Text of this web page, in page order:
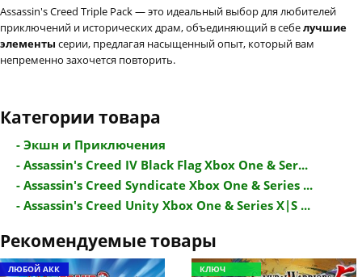
Assassin's Creed Triple Pack — это идеальный выбор для любителей
приключений и исторических драм, объединяющий в себелучшие
элементы серии, предлагая насыщенный опыт, который вам
непременно захочется повторить.
Категории товара
- Экшн и Приключения
- Assassin's Creed IV Black Flag Xbox One & Ser...
- Assassin's Creed Syndicate Xbox One & Series ...
- Assassin's Creed Unity Xbox One & Series X|S ...
Рекомендуемые товары
ЛЮБОЙ АКК
КЛЮЧ